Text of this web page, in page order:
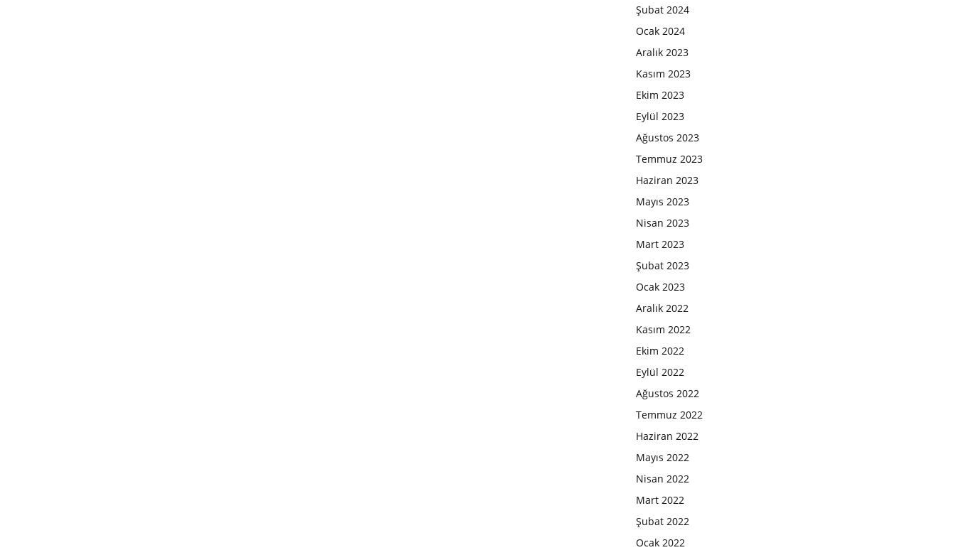
Şubat 2024
Ocak 2024
Aralık 2023
Kasım 2023
Ekim 2023
Eylül 2023
Ağustos 2023
Temmuz 2023
Haziran 2023
Mayıs 2023
Nisan 2023
Mart 2023
Şubat 2023
Ocak 2023
Aralık 2022
Kasım 2022
Ekim 2022
Eylül 2022
Ağustos 2022
Temmuz 2022
Haziran 2022
Mayıs 2022
Nisan 2022
Mart 2022
Şubat 2022
Ocak 2022